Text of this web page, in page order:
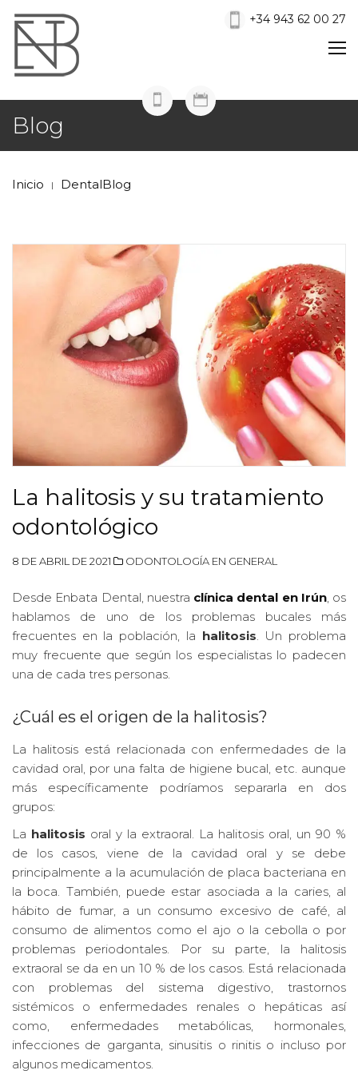
+34 943 62 00 27
Blog
Inicio | DentalBlog
La halitosis y su tratamiento
odontológico
8 DE ABRIL DE 2021 ODONTOLOGÍA EN GENERAL
Desde Enbata Dental, nuestra clínica dental en Irún, os
hablamos de uno de los problemas bucales más
frecuentes en la población, la halitosis . Un problema
muy frecuente que según los especialistas lo padecen
una de cada tres personas.
¿Cuál es el origen de la halitosis?
La halitosis está relacionada con enfermedades de la
cavidad oral, por una falta de higiene bucal, etc. aunque
más específicamente podríamos separarla en dos
grupos:
La halitosis oral y la extraoral. La halitosis oral, un 90 %
de los casos, viene de la cavidad oral y se debe
principalmente a la acumulación de placa bacteriana en
la boca. También, puede estar asociada a la caries, al
hábito de fumar, a un consumo excesivo de café, al
consumo de alimentos como el ajo o la cebolla o por
problemas periodontales. Por su parte, la halitosis
extraoral se da en un 10 % de los casos. Está relacionada
con problemas del sistema digestivo, trastornos
sistémicos o enfermedades renales o hepáticas así
como, enfermedades metabólicas, hormonales,
infecciones de garganta, sinusitis o rinitis o incluso por
algunos medicamentos.